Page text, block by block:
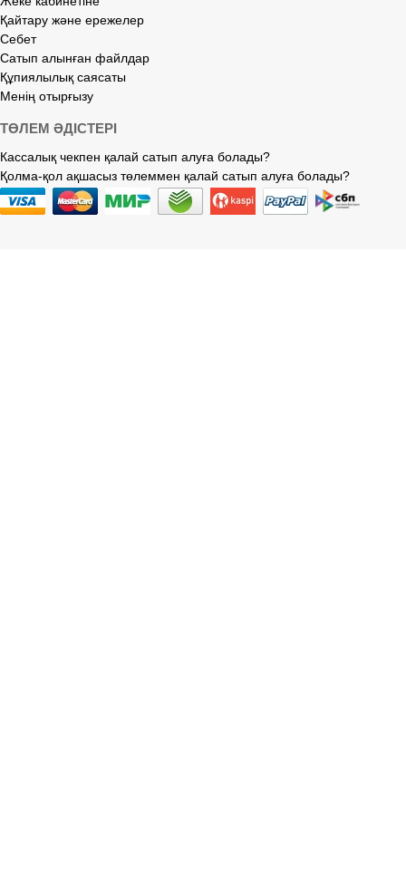
Қайтару және ережелер
Себет
Сатып алынған файлдар
Құпиялылық саясаты
Менің отырғызу
ТӨЛЕМ ӘДІСТЕРІ
Кассалық чекпен қалай сатып алуға болады?
Қолма-қол ақшасыз төлеммен қалай сатып алуға болады?